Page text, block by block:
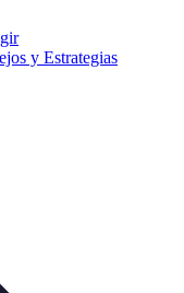
y Estrategias